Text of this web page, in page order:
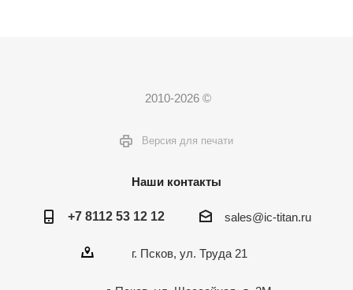
2010-2026 ©
Версия для печати
Наши контакты
+7 8112 53 12 12 sales@ic-titan.ru
г. Псков, ул. Труда 21